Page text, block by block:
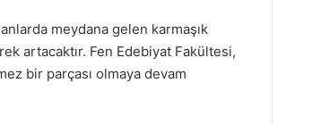
meydana gelen karmaşık
artacaktır. Fen Edebiyat Fakültesi,
bir parçası olmaya devam